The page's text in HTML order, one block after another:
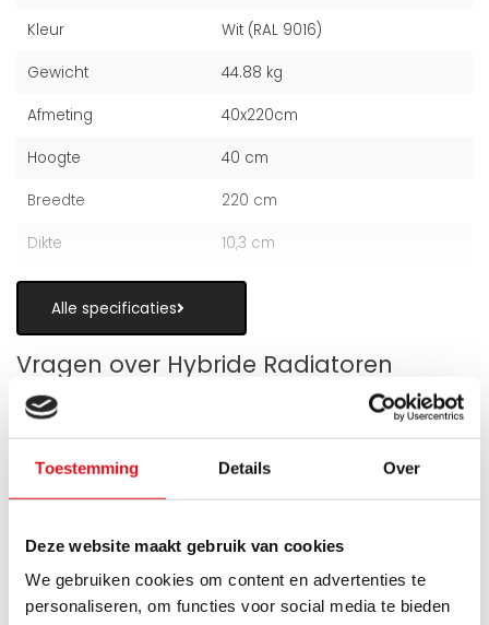
Toestemming Details Over
Deze website maakt gebruik van cookies
We gebruiken cookies om content en advertenties te
personaliseren, om functies voor social media te bieden
Kleur Wit (RAL 9016)
Gewicht 44.88 kg
Afmeting 40x220cm
Hoogte 40 cm
Breedte 220 cm
Dikte 10,3 cm
Alle specificaties
Vragen over Hybride Radiatoren
Wanneer zijn de warmteboosters het
meest nuttig?